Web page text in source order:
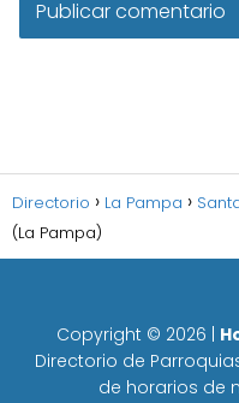
Directorio La Pampa
(La Pampa)
Copyright © 2026
Directorio de
de horarios de